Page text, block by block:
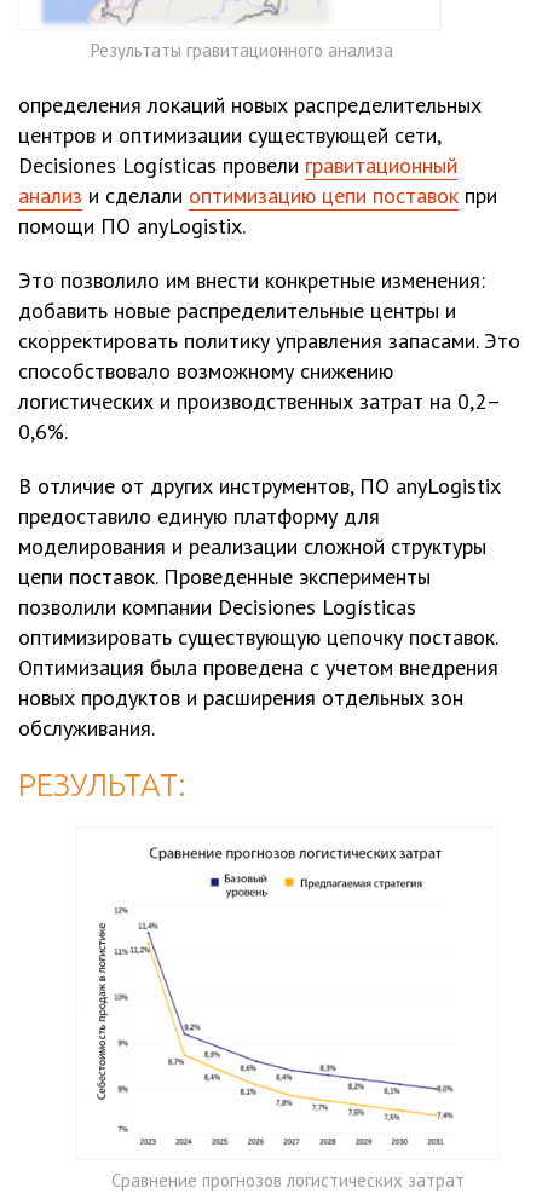
Результаты гравитационного анализа
определения локаций новых распределительных
центров и оптимизации существующей сети,
Decisiones Logísticas провели гравитационный
анализ и сделали оптимизацию цепи поставок при
помощи ПО anyLogistix.
Это позволило им внести конкретные изменения:
добавить новые распределительные центры и
скорректировать политику управления запасами. Это
способствовало возможному снижению
логистических и производственных затрат на 0,2–
0,6%.
В отличие от других инструментов, ПО anyLogistix
предоставило единую платформу для
моделирования и реализации сложной структуры
цепи поставок. Проведенные эксперименты
позволили компании Decisiones Logísticas
оптимизировать существующую цепочку поставок.
Оптимизация была проведена с учетом внедрения
новых продуктов и расширения отдельных зон
обслуживания.
РЕЗУЛЬТАТ:
Сравнение прогнозов логистических затрат